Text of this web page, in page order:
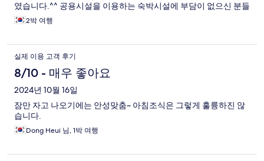
였습니다.^^ 공용시설을 이용하는 숙박시설에 부담이 없으신 분들
에게 무조건 추천합니다. 다음에도 무조건 이용할 생각입니다.
2박 여행
실제 이용 고객 후기
8/10 - 매우 좋아요
2024년 10월 16일
잠만 자고 나오기에는 안성맞춤~ 아침조식은 그렇게 훌륭하진 않
습니다.
Dong Heui 님, 1박 여행